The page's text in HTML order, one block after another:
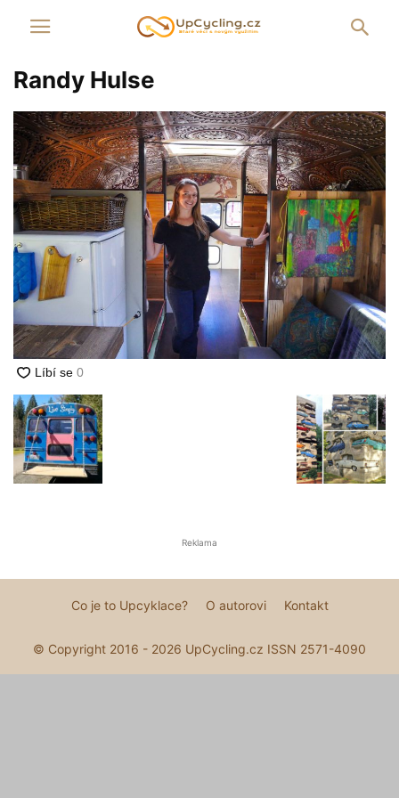
Randy Hulse
Reklama
Co je to Upcyklace? O autorovi Kontakt
© Copyright 2016 - 2026 UpCycling.cz ISSN 2571-4090